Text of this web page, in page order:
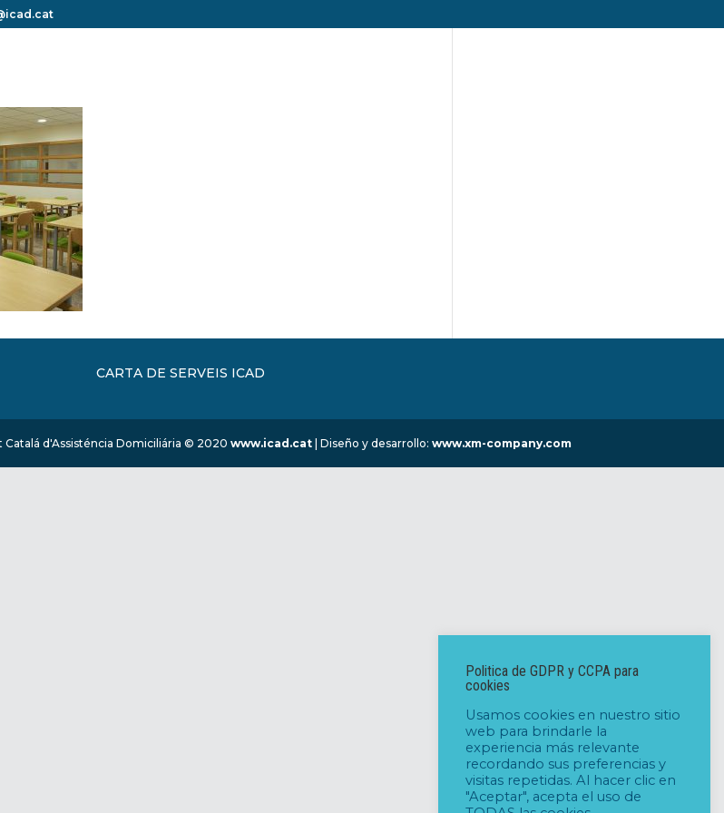
CARTA DE SERVEIS ICAD
Catalá d'Assisténcia Domiciliária © 2020 www.icad.cat| Diseño y desarrollo: www.xm-company.com
Politica de GDPR y CCPA para
cookies
Usamos cookies en nuestro sitio
web para brindarle la
experiencia más relevante
recordando sus preferencias y
visitas repetidas. Al hacer clic en
"Aceptar", acepta el uso de